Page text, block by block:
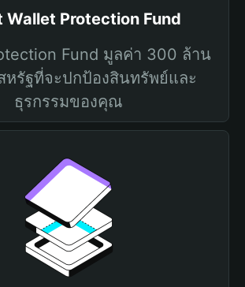
Wallet Protection Fund
Fund มูลค่า 300 ล้าน
หรัฐที่จะปกป้องสินทรัพย์และ
ธุรกรรมของคุณ